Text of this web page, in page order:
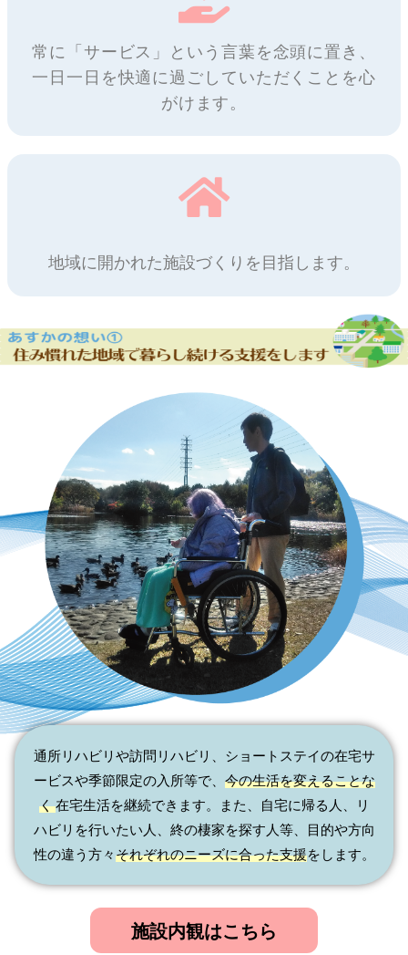
常に「サービス」という言葉を念頭に置き、
一日一日を快適に過ごしていただくことを心
がけます。
地域に開かれた施設づくりを目指します。
通所リハビリや訪問リハビリ、ショートステイの在宅サ
ービスや季節限定の入所等で、 今の生活を変えることな
く在宅生活を継続できます。 また、自宅に帰る人、リ
ハビリを行いたい人、終の棲家を探す人等、目的や方向
性の違う方々それぞれのニーズに合った支援をします。
施設内観はこちら